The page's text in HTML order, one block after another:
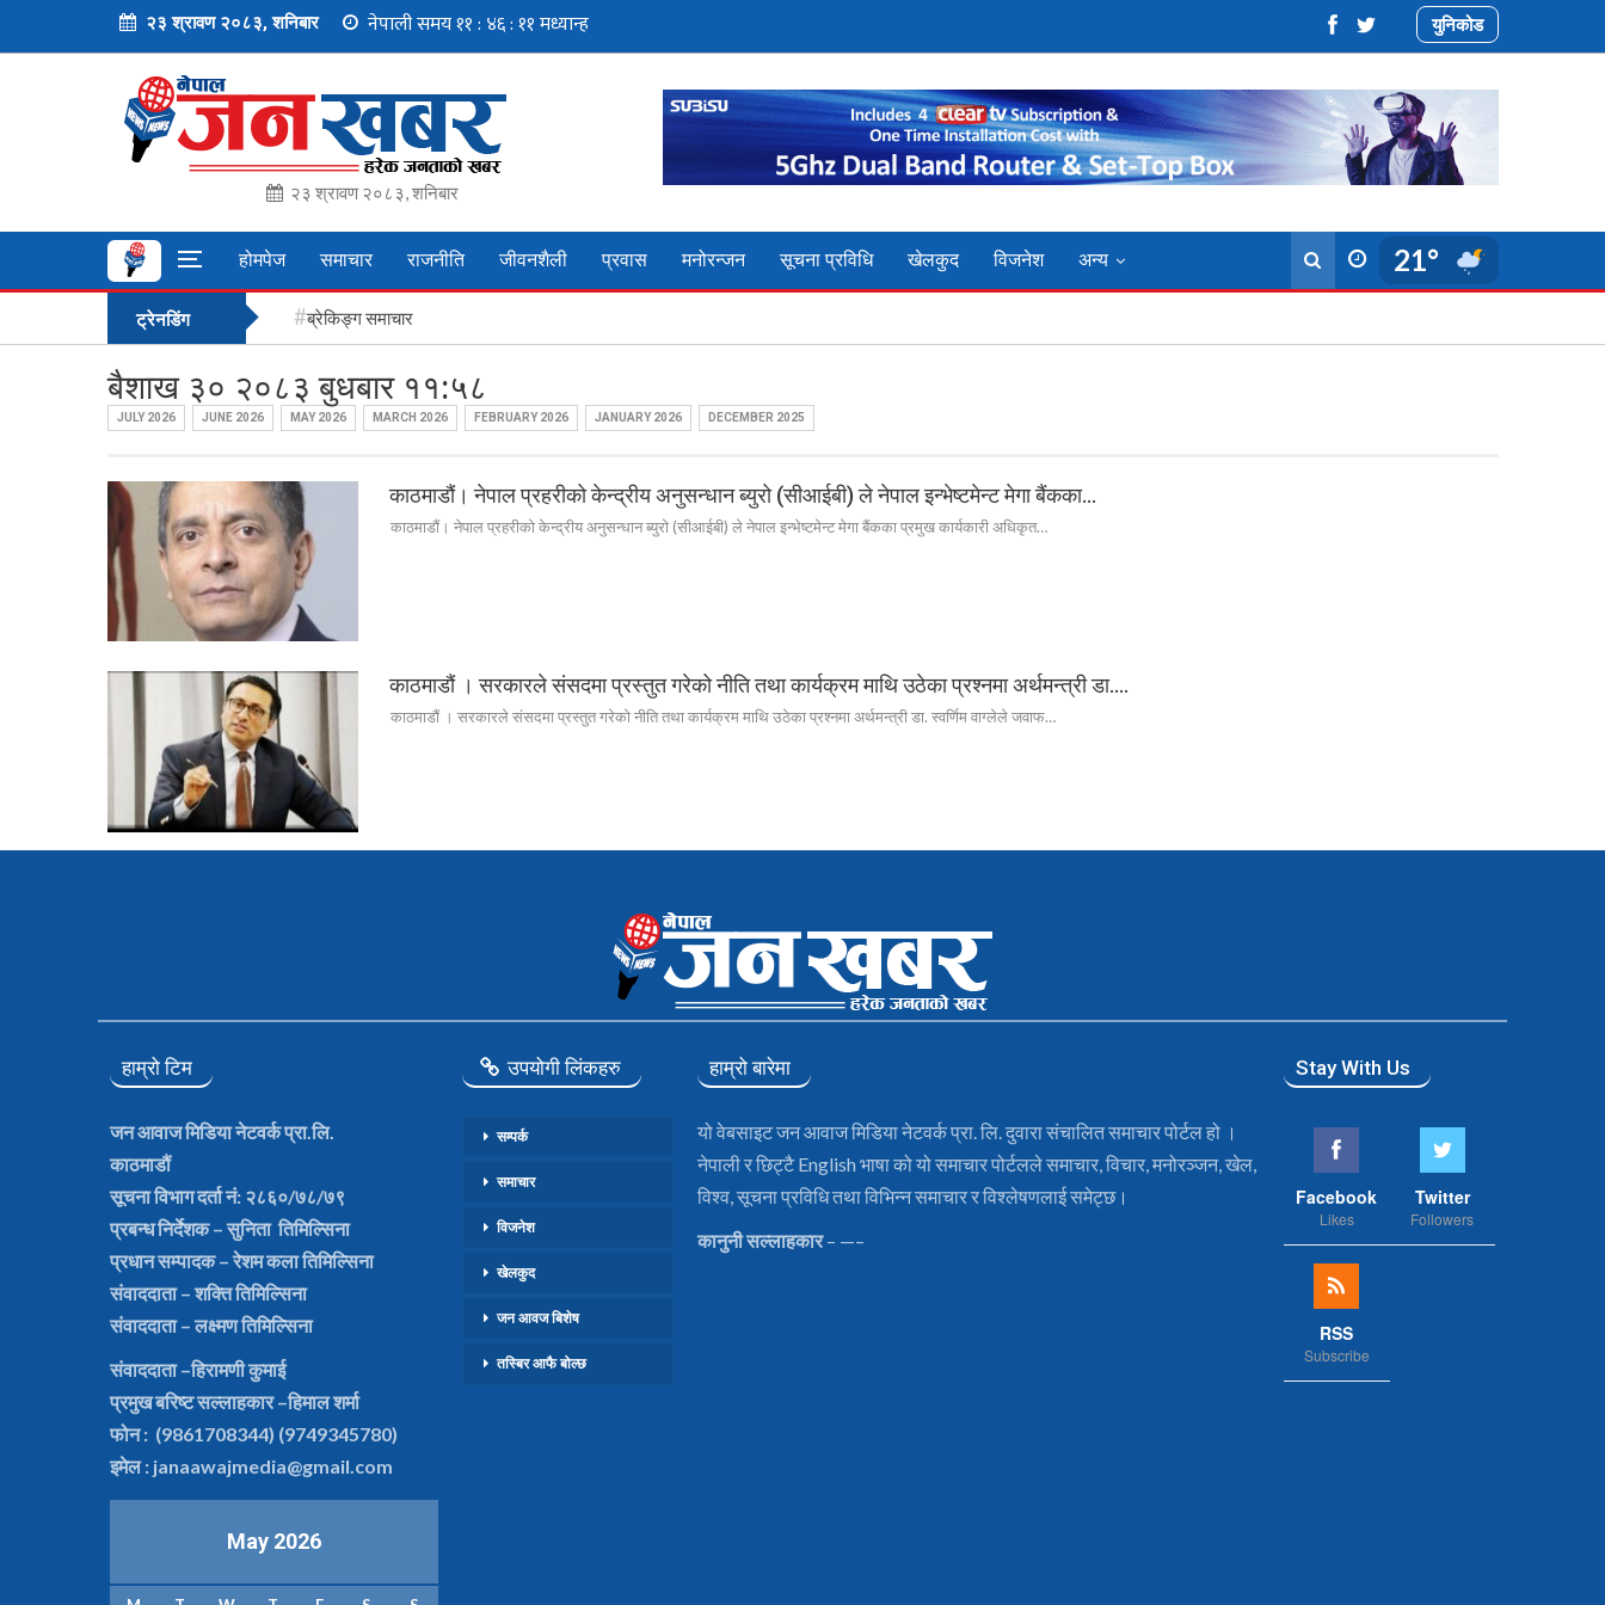
युनिकोड
२३ श्रावण २०८३, शनिबार
२३ श्रावण २०८३, शनिबार
होमपेज समाचार राजनीति जीवनशैली प्रवास मनोरन्जन सूचना प्रविधि खेलकुद विजनेश अन्य 21°
ट्रेनडिंग ब्रेकिङ्ग समाचार
बैशाख ३० २०८३ बुधबार ११:५८
JULY 2026 JUNE 2026 MAY 2026 MARCH 2026 FEBRUARY 2026 JANUARY 2026 DECEMBER 2025
काठमाडौं। नेपाल प्रहरीको केन्द्रीय अनुसन्धान ब्युरो (सीआईबी) ले नेपाल इन्भेष्टमेन्ट मेगा बैंकका…
काठमाडौं। नेपाल प्रहरीको केन्द्रीय अनुसन्धान ब्युरो (सीआईबी) ले नेपाल इन्भेष्टमेन्ट मेगा बैंकका प्रमुख कार्यकारी अधिकृत…
काठमाडौं । सरकारले संसदमा प्रस्तुत गरेको नीति तथा कार्यक्रम माथि उठेका प्रश्नमा अर्थमन्त्री डा.…
काठमाडौं । सरकारले संसदमा प्रस्तुत गरेको नीति तथा कार्यक्रम माथि उठेका प्रश्नमा अर्थमन्त्री डा. स्वर्णिम वाग्लेले जवाफ…
हाम्रो टिम
जन आवाज मिडिया नेटवर्क प्रा.लि.
काठमाडौं
सूचना विभाग दर्ता नं: २८६०/७८/७९
प्रबन्ध निर्देशक– सुनिता तिमिल्सिना
प्रधान सम्पादक– रेशम कला तिमिल्सिना
संवाददाता– शक्ति तिमिल्सिना
संवाददाता– लक्ष्मण तिमिल्सिना
संवाददाता –हिरामणी कुमाई
प्रमुख बरिष्ट सल्लाहकार–हिमाल शर्मा
फोन : (9861708344) (9749345780)
इमेल : janaawajmedia@gmail.com
May 2026
उपयोगी लिंकहरु
सम्पर्क
समाचार
विजनेश
खेलकुद
जन आवज बिशेष
तस्बिर आफै बोल्छ
हाम्रो बारेमा
यो वेबसाइट जन आवाज मिडिया नेटवर्क प्रा. लि. दुवारा संचालित समाचार पोर्टल हो ।
नेपाली र छिट्टै English भाषा को यो समाचार पोर्टलले समाचार, विचार, मनोरञ्जन, खेल,
विश्व, सूचना प्रविधि तथा विभिन्न समाचार र विश्लेषणलाई समेट्छ।
कानुनी सल्लाहकार– —–
Stay With Us
Facebook
Likes
Twitter
Followers
RSS
Subscribe